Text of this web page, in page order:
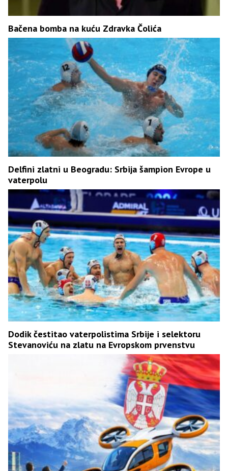
Bačena bomba na kuću Zdravka Čolića
Delfini zlatni u Beogradu: Srbija šampion Evrope u
vaterpolu
Dodik čestitao vaterpolistima Srbije i selektoru
Stevanoviću na zlatu na Evropskom prvenstvu